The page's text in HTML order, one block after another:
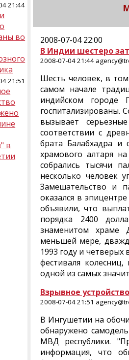
21:44
во
21:51
в
2008-07-04 22:00
В Индии шестеро
2008-07-04 21:44
Шесть человек, в
самом начале
индийском городе
госпитализированы.
вызывает
соответствии с
брата Балабхадра и
храмового алтаря
собрались тысячи
несколько человек
Замешательство и
оказался в
объявили, что
порядка 2400
знаменитом храме
меньшей мере,
1993 году и
фестиваля
одной из самых
Взрывное
2008-07-04 21:51
В Ингушетии на
обнаружено
МВД республики.
информация, что